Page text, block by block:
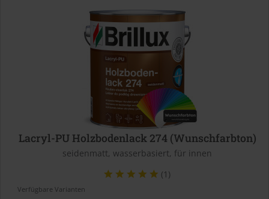
Lacryl-PU Holzbodenlack 274 (Wunschfarbton)
seidenmatt, wasserbasiert, für innen
(1)
Verfügbare Varianten